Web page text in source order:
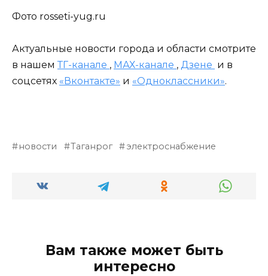
Фото rosseti-yug.ru
Актуальные новости города и области смотрите
в нашем ТГ-канале , МАХ-канале , Дзене и в
соцсетях «Вконтакте» и «Одноклассники».
новости Таганрог электроснабжение
Вам также может быть
интересно